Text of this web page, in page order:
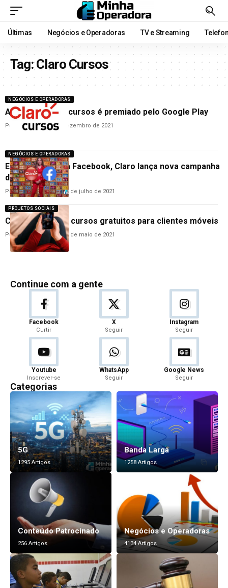
Últimas Negócios e Operadoras TV e Streaming
Tag:Claro Cursos
NEGÓCIOS E OPERADORAS
Aplicativo Claro cursos é premiado pelo Google Play
Por Cleane Lima11 de dezembro de 2021
NEGÓCIOS E OPERADORAS
Em parceria com Facebook, Claro lança nova campanha
do Prezão
PorHemerson Brandão2 de julho de 2021
PROJETOS SOCIAIS
Claro oferta 100 cursos gratuitos para clientes móveis
PorHemerson Brandão7 de maio de 2021
Continue com a gente
Facebook
Curtir
X
Seguir
Instagram
Seguir
Youtube
Inscrever-se
WhatsApp
Seguir
Google News
Seguir
Categorias
5G
1295 Artigos
Banda Larga
1258 Artigos
Conteúdo Patrocinado
256 Artigos
Negócios e Operadoras
4134 Artigos